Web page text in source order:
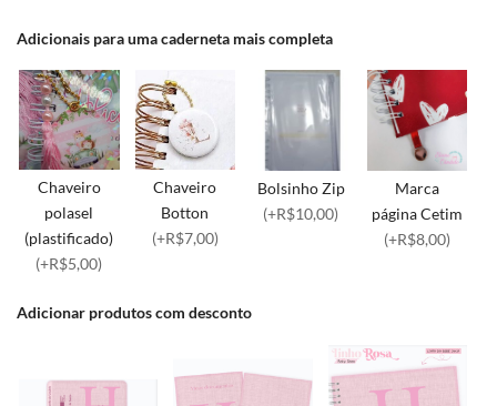
Adicionais para uma caderneta mais completa
Chaveiro
polasel
(plastificado)
(+R$5,00)
Chaveiro
Botton
(+R$7,00)
Bolsinho Zip
(+R$10,00)
Marca
página Cetim
(+R$8,00)
Adicionar produtos com desconto